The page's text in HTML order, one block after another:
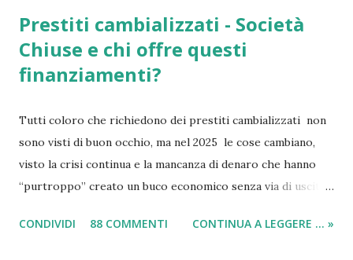
Prestiti cambializzati - Società
Chiuse e chi offre questi
finanziamenti?
Tutti coloro che richiedono dei prestiti cambializzati non
sono visti di buon occhio, ma nel 2025 le cose cambiano,
visto la crisi continua e la mancanza di denaro che hanno
“purtroppo” creato un buco economico senza via di uscita
ancora da varie compagnie in Italia. Nella seguente guida,
CONDIVIDI 88 COMMENTI CONTINUA A LEGGERE ... »